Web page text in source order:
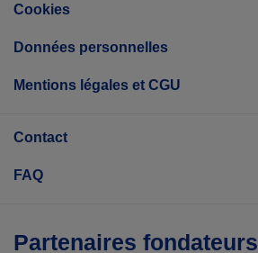
Cookies
Données personnelles
Mentions légales et CGU
Contact
FAQ
Partenaires fondateurs